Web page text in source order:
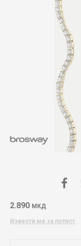
2.890 МКД
Извести ме за попуст